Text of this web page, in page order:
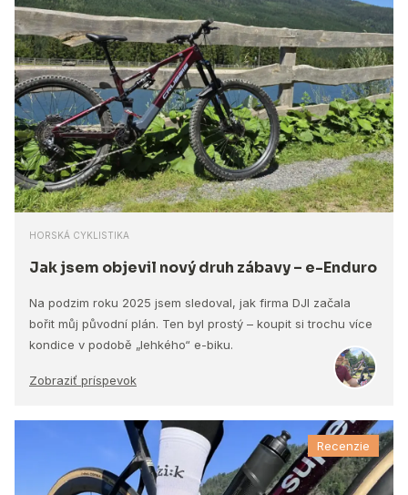
HORSKÁ CYKLISTIKA
Jak jsem objevil nový druh zábavy – e-Enduro
Na podzim roku 2025 jsem sledoval, jak firma DJI začala
bořit můj původní plán. Ten byl prostý – koupit si trochu více
kondice v podobě „lehkého“ e-biku.
Zobraziť príspevok
Recenzie